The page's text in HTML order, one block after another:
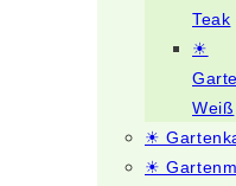
Teak
☀
Weiß
☀
☀